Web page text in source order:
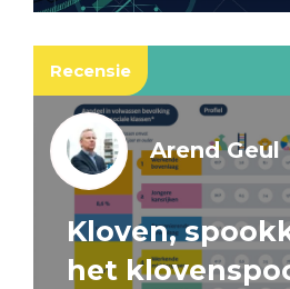
Recensie
Arend Geul
Kloven,
het